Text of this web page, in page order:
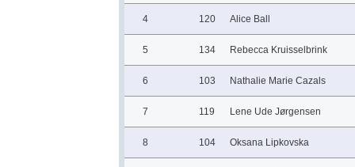
4 120 Alice Ball
5 134 Rebecca Kruisselbrink
6 103 Nathalie Marie Cazals
7 119 Lene Ude Jørgensen
8 104 Oksana Lipkovska